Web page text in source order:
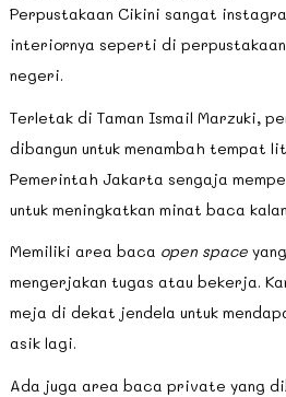
Perpustakaan Cikini sangat
interiornya seperti di
negeri.
Terletak di Taman Ismail Marzuki,
dibangun untuk menambah tempat
Pemerintah Jakarta sengaja
untuk meningkatkan minat baca
Memiliki area baca open space
mengerjakan tugas atau bekerja.
meja di dekat jendela untuk
asik lagi.
Ada juga area baca private yang